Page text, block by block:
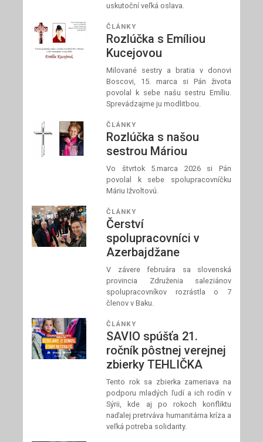
uskutoční veľká oslava.
ČLÁNKY
Rozlúčka s Emíliou
Kucejovou
Milované sestry a bratia v donovi
Boscovi, 15. marca si Pán života
povolal k sebe našu sestru Emíliu.
Sprevádzajme ju modlitbou.
ČLÁNKY
Rozlúčka s našou
sestrou Máriou
Vo štvrtok 5.marca 2026 si Pán
povolal k sebe spolupracovníčku
Máriu Ižvoltovú.
ČLÁNKY
Čerství
spolupracovníci v
Azerbajdžane
V závere februára sa slovenská
provincia Združenia saleziánov
spolupracovníkov rozrástla o 7
členov v Baku.
ČLÁNKY
SAVIO spúšťa 21.
ročník pôstnej verejnej
zbierky TEHLIČKA
Tento rok sa zbierka zameriava na
podporu mladých ľudí a ich rodín v
Sýrii, kde aj po rokoch konfliktu
naďalej pretrváva humanitárna kríza a
veľká potreba solidarity.